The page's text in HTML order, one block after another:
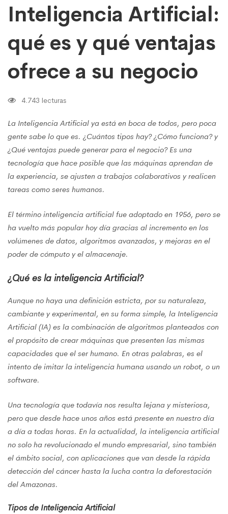
negocio
Inteligencia Artificial:
qué es y qué ventajas
ofrece a su negocio
4.743 lecturas
La Inteligencia Artificial ya está en boca de todos, pero poca
gente sabe lo que es. ¿Cuántos tipos hay? ¿Cómo funciona? y
¿Qué ventajas puede generar para el negocio? Es una
tecnología que hace posible que las máquinas aprendan de
la experiencia, se ajusten a trabajos colaborativos y realicen
tareas como seres humanos.
El término inteligencia artificial fue adoptado en 1956, pero se
ha vuelto más popular hoy día gracias al incremento en los
volúmenes de datos, algoritmos avanzados, y mejoras en el
poder de cómputo y el almacenaje.
¿Qué es la inteligencia Artificial?
Aunque no haya una definición estricta, por su naturaleza,
cambiante y experimental, en su forma simple, la Inteligencia
Artificial (IA) es la combinación de algoritmos planteados con
el propósito de crear máquinas que presenten las mismas
capacidades que el ser humano. En otras palabras, es el
intento de imitar la inteligencia humana usando un robot, o un
software.
Una tecnología que todavía nos resulta lejana y misteriosa,
pero que desde hace unos años está presente en nuestro día
a día a todas horas. En la actualidad, la inteligencia artificial
no solo ha revolucionado el mundo empresarial, sino también
el ámbito social, con aplicaciones que van desde la rápida
detección del cáncer hasta la lucha contra la deforestación
del Amazonas.
Tipos de Inteligencia Artificial